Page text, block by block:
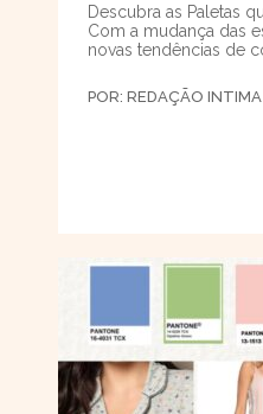
Descubra as Paletas
Com a mudança das
novas tendências de
POR: REDAÇÃO